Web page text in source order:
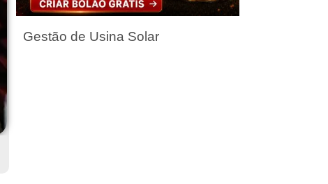
Gestão de Usina Solar